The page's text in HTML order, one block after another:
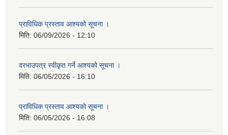
प्राविधिक प्रस्ताव आश्यको सूचना ।
मिति: 06/09/2026 - 12:10
दरभाउपत्र स्वीकृत गर्ने आश्यको सूचना ।
मिति: 06/05/2026 - 16:10
प्राविधिक प्रस्ताव आश्यको सूचना ।
मिति: 06/05/2026 - 16:08